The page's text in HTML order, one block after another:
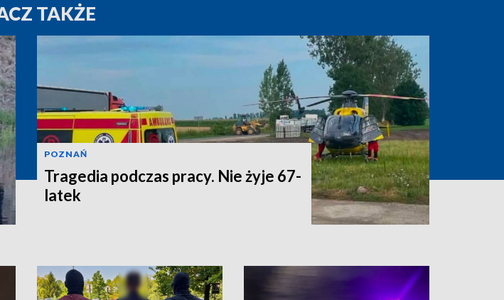
TAKŻE
POZNAŃ
Tragedia podczas pracy. Nie żyje 67-
latek